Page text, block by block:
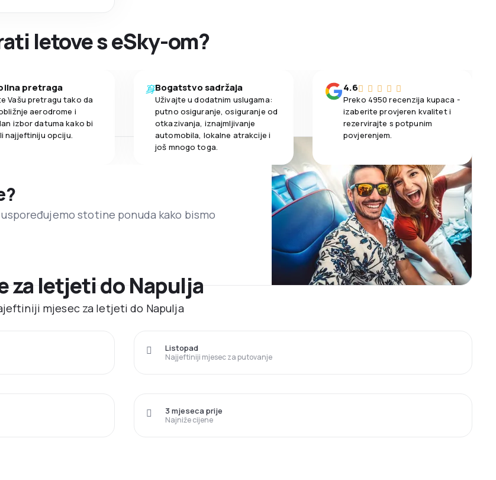
letove s eSky-om?
pretraga
Vašu pretragu tako da
aerodrome i
izbor datuma kako bi
najjeftiniju opciju.
Bogatstvo sadržaja
Uživajte u dodatnim uslugama:
putno osiguranje, osiguranje od
otkazivanja, iznajmljivanje
automobila, lokalne atrakcije i
još mnogo toga.
4.6
Preko 4950 recenzija kupaca -
izaberite provjeren kvalitet i
rezervirajte s potpunim
povjerenjem.
stotine ponuda kako bismo
za letjeti do Napulja
mjesec za letjeti do Napulja
Najjeftiniji mjesec za putovanje
Listopad
Najniže cijene
3 mjeseca prije